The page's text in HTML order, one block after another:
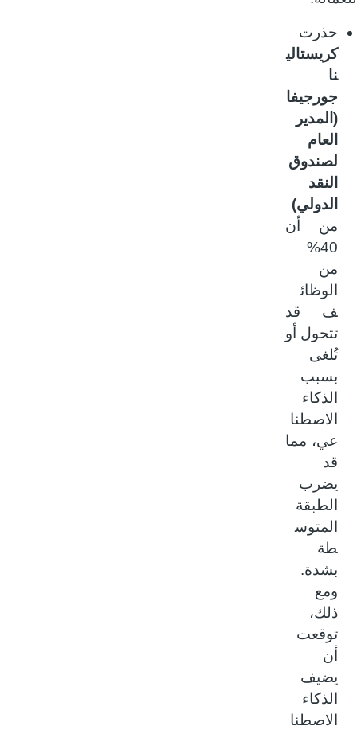
حذرت
كريستالي
جورجيفا
(المدير
العام
لصندوق
النقد
الدولي)
من أن
40%
من
الوظائ
ف قد
تتحول أو
تُلغى
بسبب
الذكاء
الاصطنا
عي، مما
قد
يضرب
الطبقة
المتوس
طة
بشدة.
ومع
ذلك،
توقعت
يضيف
الذكاء
الاصطنا